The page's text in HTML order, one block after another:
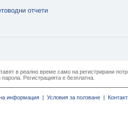
отчети
в реално време само на регистрирани
Регистрацията е безплатна.
информация | Условия за ползване |